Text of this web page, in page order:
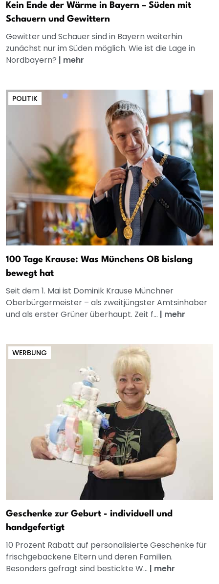
Kein Ende der Wärme in Bayern – Süden mit
Schauern und Gewittern
Gewitter und Schauer sind in Bayern weiterhin
zunächst nur im Süden möglich. Wie ist die Lage in
Nordbayern? | mehr
POLITIK
100 Tage Krause: Was Münchens OB bislang
bewegt hat
Seit dem 1. Mai ist Dominik Krause Münchner
Oberbürgermeister – als zweitjüngster Amtsinhaber
und als erster Grüner überhaupt. Zeit f... | mehr
WERBUNG
Geschenke zur Geburt - individuell und
handgefertigt
10 Prozent Rabatt auf personalisierte Geschenke für
frischgebackene Eltern und deren Familien.
Besonders gefragt sind bestickte W... | mehr